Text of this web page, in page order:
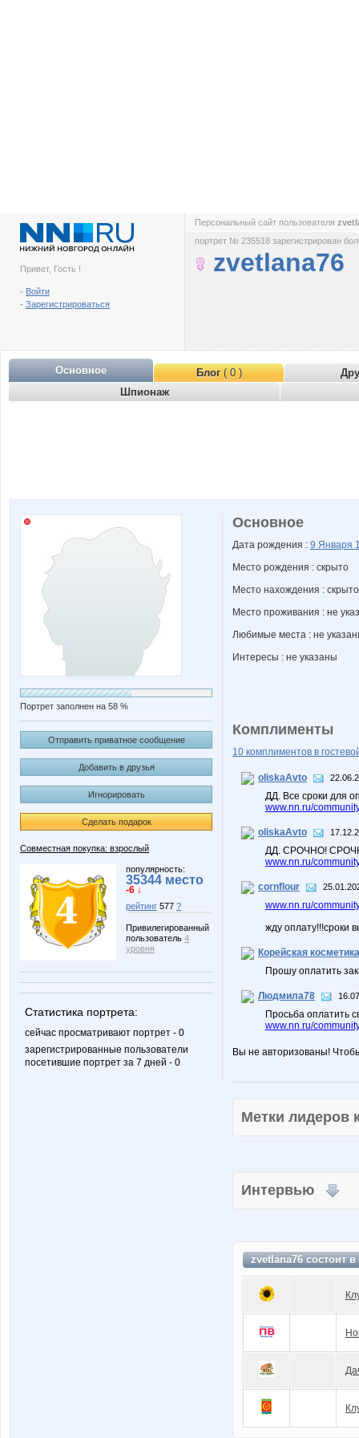
Привет, Гость !
- Войти
- Зарегистрироваться
Персональный сайт пользователя
портрет № 235518 зарегистрирован
zvetlana76
Основное Блог( 0 )
Шпионаж
Портрет заполнен на 58 %
Отправить приватное сообщение
Добавить в друзья
Игнорировать
Сделать подарок
Совместная покупка: взрослый
популярность:
35344 место
-6 ↓
рейтинг 577 ?
Привилегированный
пользователь 4
уровня
Статистика портрета:
сейчас просматривают портрет - 0
зарегистрированные пользователи
посетившие портрет за 7 дней - 0
Основное
Дата рождения : 9 Января
Место рождения : скрыто
Место нахождения : скрыто
Место проживания : не
Любимые места : не
Интересы : не указаны
Комплименты
10 комплиментов в
oliskaAvto
ДД. Все сроки для
www.nn.ru/
oliskaAvto
ДД. СРОЧНО!
www.nn.ru/
cornflour
www.nn.ru/
жду оплату!!!сроки
Корейская косметика
Прошу оплатить
Людмила78
Просьба оплатить
www.nn.ru/
Вы не авторизованы!
Метки
Интервью
zvetlana76 состоит в